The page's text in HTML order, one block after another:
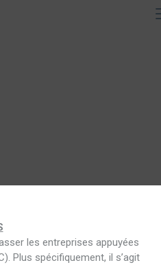
les entreprises appuyées
Plus spécifiquement, il s’agit